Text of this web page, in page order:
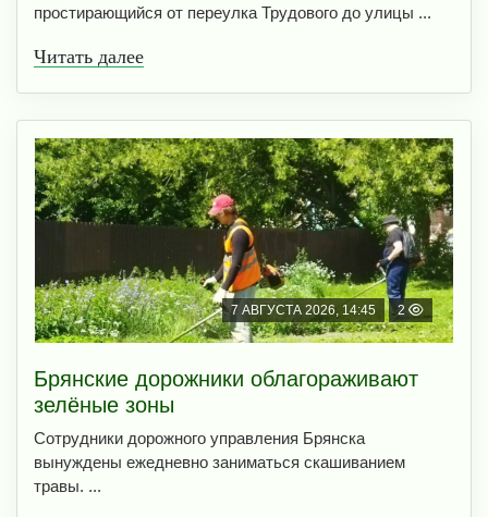
простирающийся от переулка Трудового до улицы ...
Читать далее
7 АВГУСТА 2026, 14:45 2
Брянские дорожники облагораживают
зелёные зоны
Сотрудники дорожного управления Брянска
вынуждены ежедневно заниматься скашиванием
травы. ...